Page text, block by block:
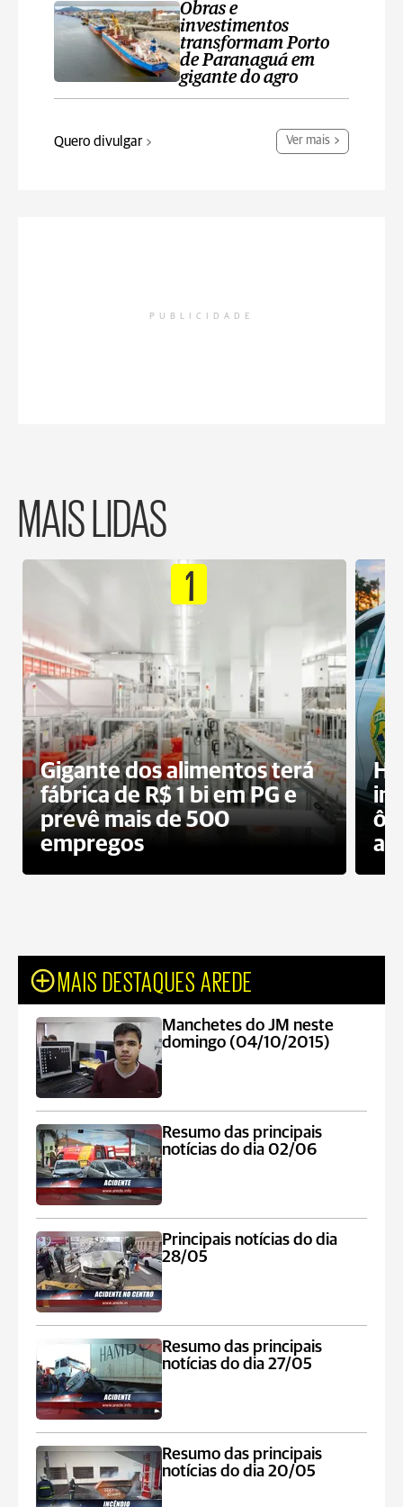
Obras e
investimentos
transformam Porto
de Paranaguá em
gigante do agro
Quero divulgar Ver mais
PUBLICIDADE
MAIS LIDAS
1
Gigante dos alimentos terá
fábrica de R$ 1 bi em PG e
prevê mais de 500
empregos
MAIS DESTAQUES AREDE
Manchetes do JM neste
domingo (04/10/2015)
Resumo das principais
notícias do dia 02/06
Principais notícias do dia
28/05
Resumo das principais
notícias do dia 27/05
Resumo das principais
notícias do dia 20/05